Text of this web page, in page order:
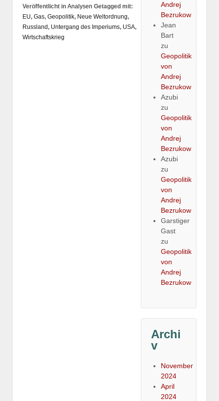
Veröffentlicht in Analysen Getagged mit:
EU, Gas, Geopolitik, Neue Weltordnung,
Russland, Untergang des Imperiums, USA,
Wirtschaftskrieg
Andrej
Bezrukow
Jean
Bart
zu
Geopolitik
von
Andrej
Bezrukow
Azubi
zu
Geopolitik
von
Andrej
Bezrukow
Azubi
zu
Geopolitik
von
Andrej
Bezrukow
Garstiger
Gast
zu
Geopolitik
von
Andrej
Bezrukow
Archi
v
November
2024
April
2024